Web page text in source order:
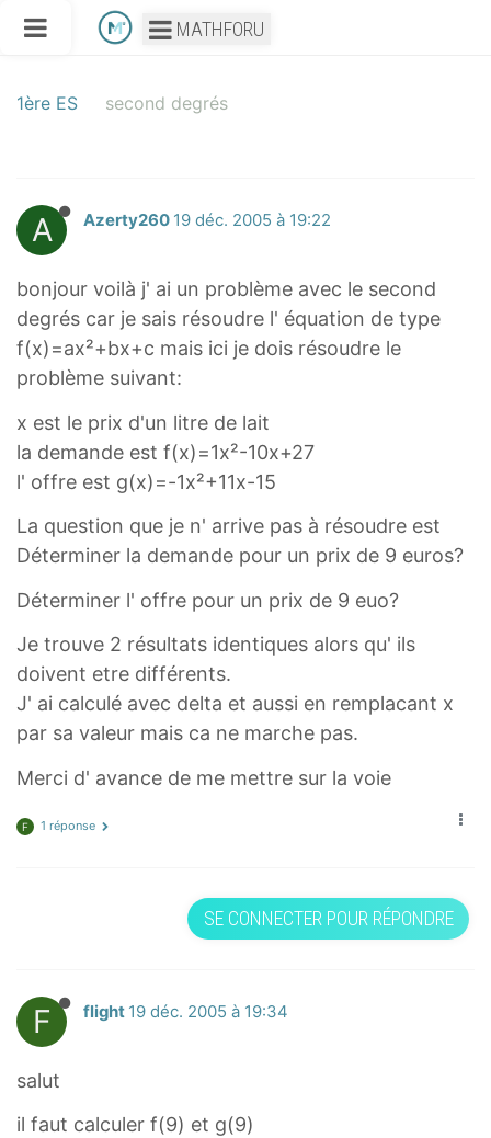
MATHFORU
1ère ES second degrés
A Azerty260 19 déc. 2005 à 19:22
bonjour voilà j' ai un problème avec le second
degrés car je sais résoudre l' équation de type
f(x)=ax²+bx+c mais ici je dois résoudre le
problème suivant:
x est le prix d'un litre de lait
la demande est f(x)=1x²-10x+27
l' offre est g(x)=-1x²+11x-15
La question que je n' arrive pas à résoudre est
Déterminer la demande pour un prix de 9 euros?
Déterminer l' offre pour un prix de 9 euo?
Je trouve 2 résultats identiques alors qu' ils
doivent etre différents.
J' ai calculé avec delta et aussi en remplacant x
par sa valeur mais ca ne marche pas.
Merci d' avance de me mettre sur la voie
F 1 réponse
SE CONNECTER POUR RÉPONDRE
F flight 19 déc. 2005 à 19:34
salut
il faut calculer f(9) et g(9)